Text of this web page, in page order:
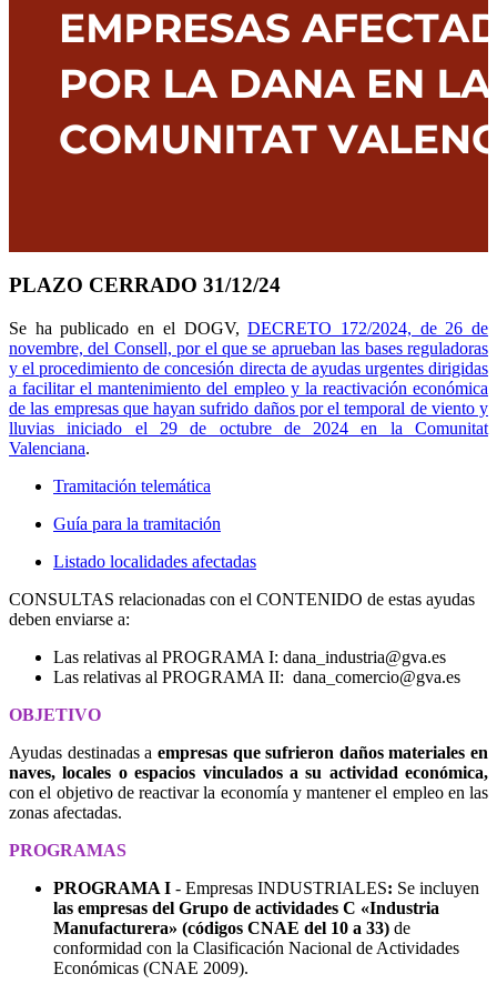
PLAZO CERRADO 31/12/24
Se ha publicado en el DOGV,DECRETO 172/2024, de 26 de
novembre, del Consell, por el que se aprueban las bases reguladoras
y el procedimiento de concesión directa de ayudas urgentes dirigidas
a facilitar el mantenimiento del empleo y la reactivación económica
de las empresas que hayan sufrido daños por el temporal de viento y
lluvias iniciado el 29 de octubre de 2024 en la Comunitat
Valenciana.
Tramitación telemática
Guía para la tramitación
Listado localidades afectadas
CONSULTAS relacionadas con el CONTENIDO de estas ayudas
deben enviarse a:
Las relativas al PROGRAMA I: dana_industria@gva.es
Las relativas al PROGRAMA II: dana_comercio@gva.es
OBJETIVO
Ayudas destinadas a empresas que sufrieron daños materiales en
naves, locales o espacios vinculados a su actividad económica,
con el objetivo de reactivar la economía y mantener el empleo en las
zonas afectadas.
PROGRAMAS
PROGRAMA I - Empresas INDUSTRIALES: Se incluyen
las empresas del Grupo de actividades C «Industria
Manufacturera» (códigos CNAE del 10 a 33) de
conformidad con la Clasificación Nacional de Actividades
Económicas (CNAE 2009).